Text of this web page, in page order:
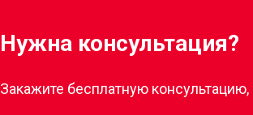
Нужна консультация?
Закажите бесплатную